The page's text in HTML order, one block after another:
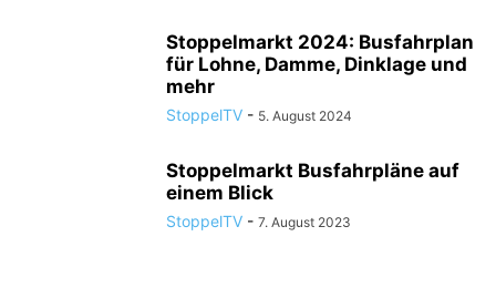
Stoppelmarkt 2024: Busfahrplan
für Lohne, Damme, Dinklage und
mehr
StoppelTV - 5. August 2024
Stoppelmarkt Busfahrpläne auf
einem Blick
StoppelTV - 7. August 2023